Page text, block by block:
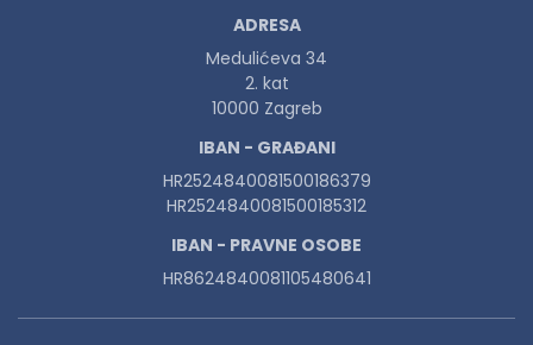
ADRESA
Medulićeva 34
2. kat
10000 Zagreb
IBAN - GRAĐANI
HR2524840081500186379
HR2524840081500185312
IBAN - PRAVNE OSOBE
HR8624840081105480641